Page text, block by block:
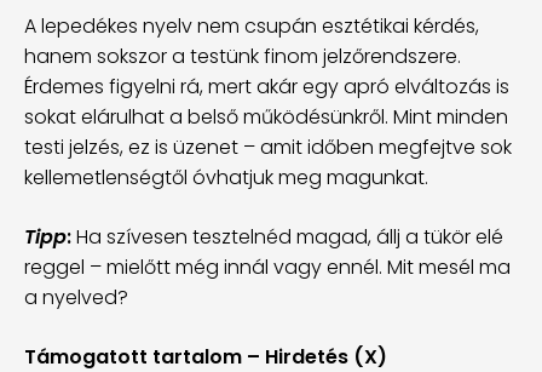
A lepedékes nyelv nem csupán esztétikai kérdés,
hanem sokszor a testünk finom jelzőrendszere.
Érdemes figyelni rá, mert akár egy apró elváltozás is
sokat elárulhat a belső működésünkről. Mint minden
testi jelzés, ez is üzenet – amit időben megfejtve sok
kellemetlenségtől óvhatjuk meg magunkat.
Tipp:Ha szívesen tesztelnéd magad, állj a tükör elé
reggel – mielőtt még innál vagy ennél. Mit mesél ma
a nyelved?
Támogatott tartalom – Hirdetés (X)